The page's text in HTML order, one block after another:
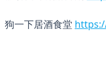
狗一下居酒食堂